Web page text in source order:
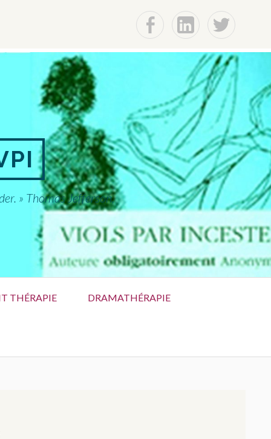
F Lin t
» Thomas Jefferson,
THÉRAPIE DRAMATHÉRAPIE